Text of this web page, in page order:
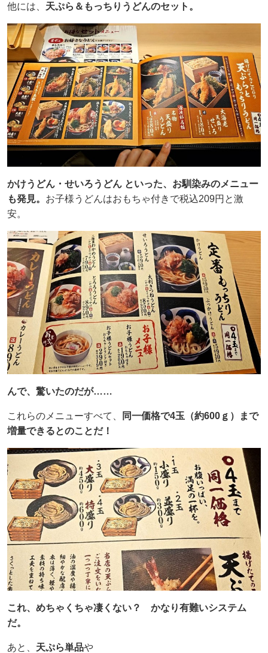
他には、 天ぷら＆もっちりうどんのセット。
かけうどん・せいろうどん といった、お馴染みのメニュー
も発見。 お子様うどんはおもちゃ付きで税込209円と激
安。
んで、驚いたのだが……
これらのメニューすべて、
同一価格で4玉（約600ｇ）まで
増量できるとのことだ！
これ、めちゃくちゃ凄くない？ かなり有難いシステム
だ。
あと、 天ぷら単品や